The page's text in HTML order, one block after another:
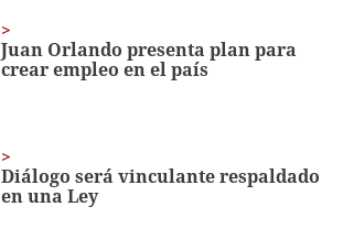
Juan Orlando presenta plan para
crear empleo en el país
Diálogo será vinculante respaldado
en una Ley